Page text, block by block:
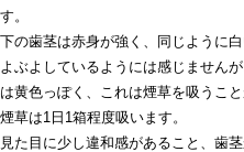
す。
下の歯茎は赤身が強く、同じように
よぶよしているようには感じません
は黄色っぽく、これは煙草を吸うこ
煙草は1日1箱程度吸います。
見た目に少し違和感があること、歯